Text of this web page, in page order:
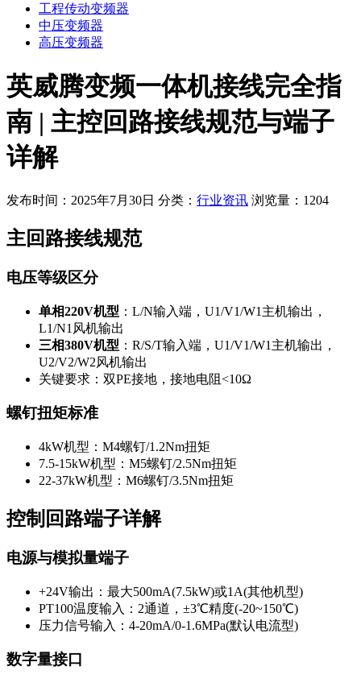
工程传动变频器
中压变频器
高压变频器
英威腾变频一体机接线完全指
南 | 主控回路接线规范与端子
详解
发布时间：2025年7月30日 分类： 行业资讯 浏览量：1204
主回路接线规范
电压等级区分
单相220V机型 ：L/N输入端，U1/V1/W1主机输出，
L1/N1风机输出
三相380V机型 ：R/S/T输入端，U1/V1/W1主机输出，
U2/V2/W2风机输出
关键要求：双PE接地，接地电阻<10Ω
螺钉扭矩标准
4kW机型：M4螺钉/1.2Nm扭矩
7.5-15kW机型：M5螺钉/2.5Nm扭矩
22-37kW机型：M6螺钉/3.5Nm扭矩
控制回路端子详解
电源与模拟量端子
+24V输出：最大500mA(7.5kW)或1A(其他机型)
PT100温度输入：2通道，±3℃精度(-20~150℃)
压力信号输入：4-20mA/0-1.6MPa(默认电流型)
数字量接口